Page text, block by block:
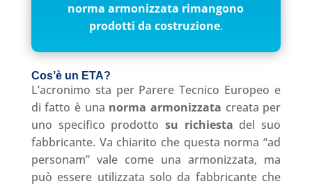
norma armonizzata rimangono
prodotti da costruzione.
Cos’è un ETA?
L’acronimo sta per Parere Tecnico Europeo e
di fatto è una norma armonizzata creata per
uno specifico prodotto su richiesta del suo
fabbricante. Va chiarito che questa norma “ad
personam” vale come una armonizzata, ma
può essere utilizzata solo da fabbricante che